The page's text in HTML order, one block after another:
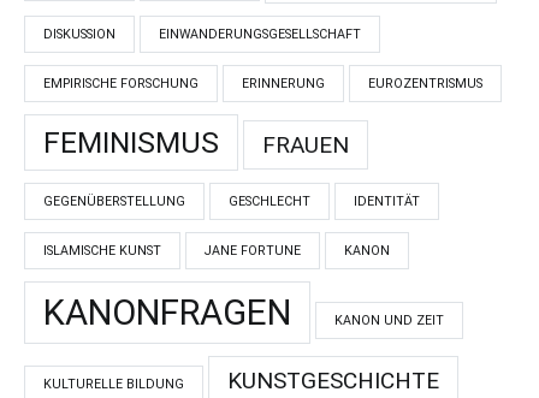
DISKUSSION EINWANDERUNGSGESELLSCHAFT
EMPIRISCHE FORSCHUNG ERINNERUNG EUROZENTRISMUS
FEMINISMUS FRAUEN
GEGENÜBERSTELLUNG GESCHLECHT IDENTITÄT
ISLAMISCHE KUNST JANE FORTUNE KANON
KANONFRAGEN KANON UND ZEIT
KULTURELLE BILDUNG KUNSTGESCHICHTE